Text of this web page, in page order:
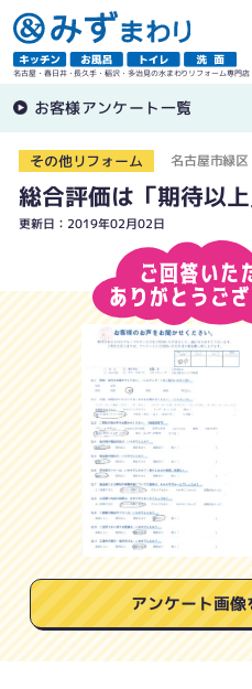
名古屋・春日井・長久手・稲沢・多治見の水まわりリフォーム専門店
お客様アンケート一覧
その他リフォーム 名古屋市緑
総合評価は「期待以上
更新日：2019年02月02日
アンケート画